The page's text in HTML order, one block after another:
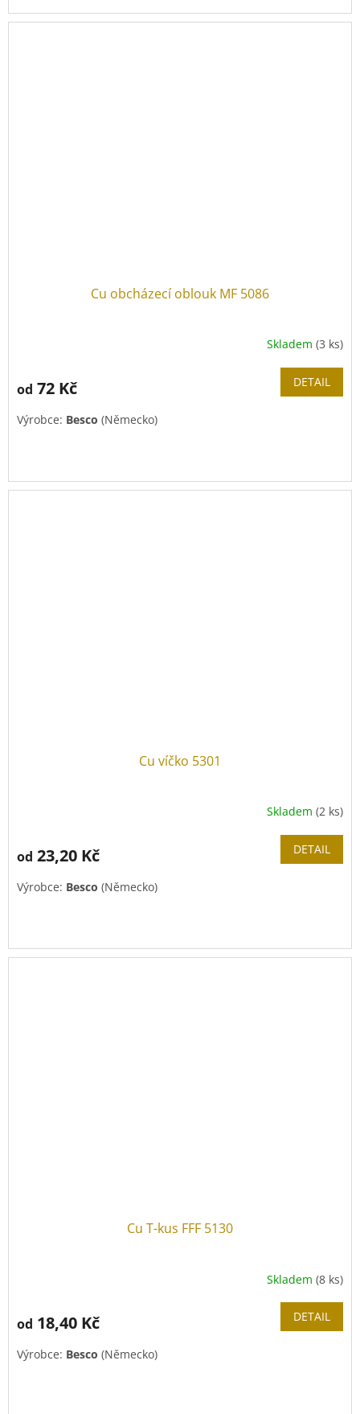
Cu obcházecí oblouk MF 5086
Skladem (3 ks)
od 72 Kč DETAIL
Výrobce: Besco (Německo)
Cu víčko 5301
Skladem (2 ks)
od 23,20 Kč DETAIL
Výrobce: Besco (Německo)
Cu T-kus FFF 5130
Skladem (8 ks)
od 18,40 Kč DETAIL
Výrobce: Besco (Německo)